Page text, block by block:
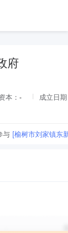
府
本： -
成立日
与 [榆树市刘家镇东